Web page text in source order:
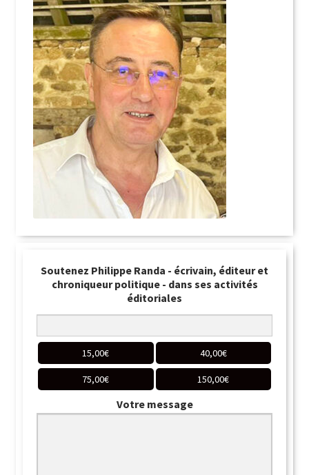
Soutenez Philippe Randa - écrivain, éditeur et
chroniqueur politique - dans ses activités
éditoriales
15,00€ 40,00€
75,00€ 150,00€
Votre message